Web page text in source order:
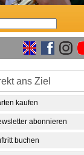
ans Ziel
kaufen
abonnieren
buchen